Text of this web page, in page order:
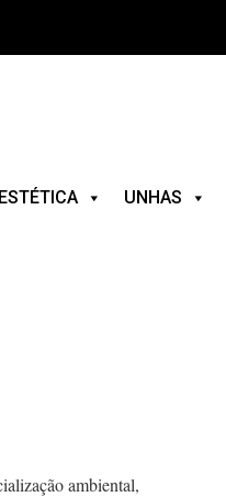
ESTÉTICA UNHAS
ambiental,